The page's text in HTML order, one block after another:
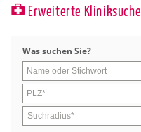
Erweiterte Kliniksuche
Was su­chen Sie?